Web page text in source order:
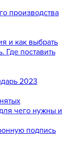
производства
и как выбрать
Где поставить
2023
чего нужны и
подпись